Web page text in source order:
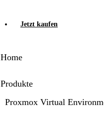
Jetzt kaufen
Home
Produkte
Proxmox Virtual